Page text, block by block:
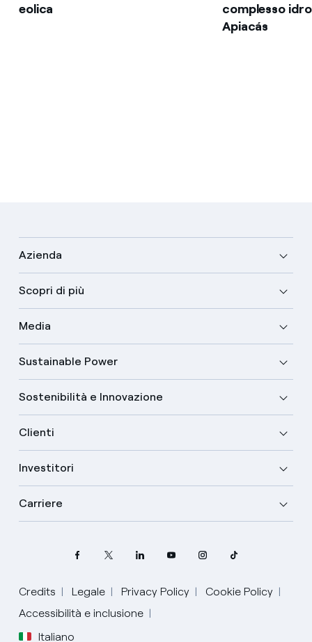
eolica
complesso
Apiacás
Azienda
Scopri di più
Media
Sustainable Power
Sostenibilità e Innovazione
Clienti
Investitori
Carriere
Credits Legale Privacy Policy
Cookie Policy
Accessibilità e inclusione
Italiano
Seleziona la tua lingua